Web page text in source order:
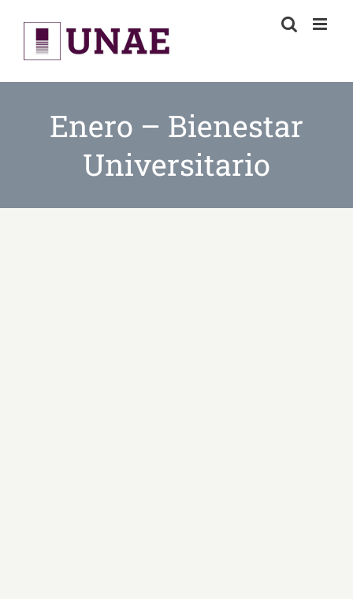
content
Enero – Bienestar
Universitario